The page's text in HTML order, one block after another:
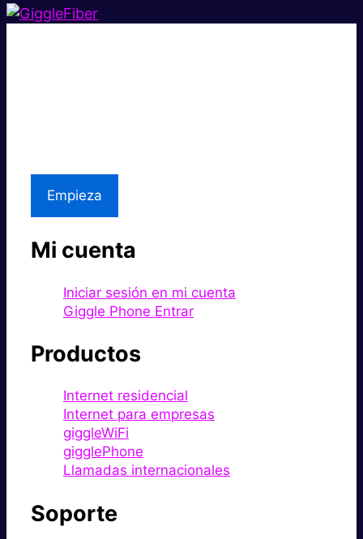
Empieza
Mi cuenta
Iniciar sesión en mi cuenta
Giggle Phone Entrar
Productos
Internet residencial
Internet para empresas
giggleWiFi
gigglePhone
Llamadas internacionales
Soporte